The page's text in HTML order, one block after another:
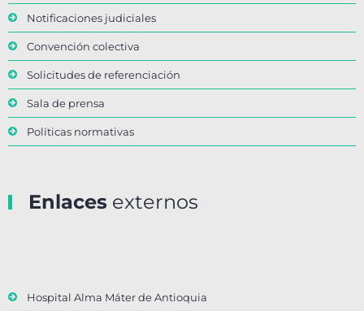
Notificaciones judiciales
Convención colectiva
Solicitudes de referenciación
Sala de prensa
Políticas normativas
Enlaces externos
Hospital Alma Máter de Antioquia